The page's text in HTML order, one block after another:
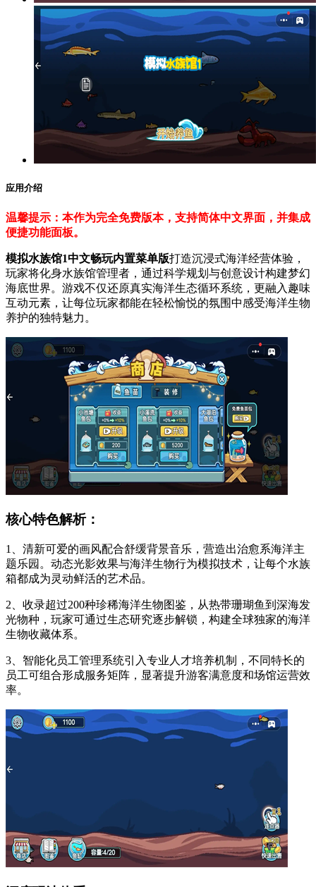
应用介绍
温馨提示：本作为完全免费版本，支持简体中文界面，并集成
便捷功能面板。
模拟水族馆1中文畅玩内置菜单版打造沉浸式海洋经营体验，
玩家将化身水族馆管理者，通过科学规划与创意设计构建梦幻
海底世界。游戏不仅还原真实海洋生态循环系统，更融入趣味
互动元素，让每位玩家都能在轻松愉悦的氛围中感受海洋生物
养护的独特魅力。
核心特色解析：
1、清新可爱的画风配合舒缓背景音乐，营造出治愈系海洋主
题乐园。动态光影效果与海洋生物行为模拟技术，让每个水族
箱都成为灵动鲜活的艺术品。
2、收录超过200种珍稀海洋生物图鉴，从热带珊瑚鱼到深海发
光物种，玩家可通过生态研究逐步解锁，构建全球独家的海洋
生物收藏体系。
3、智能化员工管理系统引入专业人才培养机制，不同特长的
员工可组合形成服务矩阵，显著提升游客满意度和场馆运营效
率。